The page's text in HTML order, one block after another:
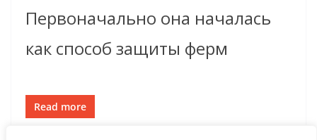
Первоначально она началась
как способ защиты ферм
Read more